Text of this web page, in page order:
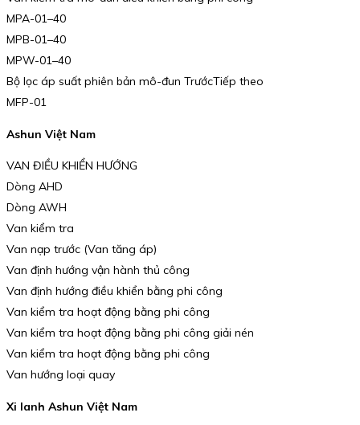
MPA-01–40
MPB-01–40
MPW-01–40
Bộ lọc áp suất phiên bản mô-đun TrướcTiếp theo
MFP-01
Ashun Việt Nam
VAN ĐIỀU KHIỂN HƯỚNG
Dòng AHD
Dòng AWH
Van kiểm tra
Van nạp trước (Van tăng áp)
Van định hướng vận hành thủ công
Van định hướng điều khiển bằng phi công
Van kiểm tra hoạt động bằng phi công
Van kiểm tra hoạt động bằng phi công giải nén
Van kiểm tra hoạt động bằng phi công
Van hướng loại quay
Xi lanh Ashun Việt Nam